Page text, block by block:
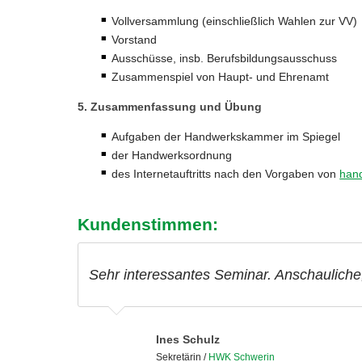
Vollversammlung (einschließlich Wahlen zur VV)
Vorstand
Ausschüsse, insb. Berufsbildungsausschuss
Zusammenspiel von Haupt- und Ehrenamt
5. Zusammenfassung und Übung
Aufgaben der Handwerkskammer im Spiegel
der Handwerksordnung
des Internetauftritts nach den Vorgaben von
Kundenstimmen:
Sehr interessantes Seminar.
Ines Schulz
Sekretärin / HWK Schwerin
Intensives Seminar auf Schloss-Ebene.
Martin Dorsheimer
/HWK Wiesbaden
Sylvia Ahringhoff
/HWK Ostwestfalen-Lippe zu Bielefeld
Absolut lehrreich und empfehlenswert für
Florian Fröhlich
IT/HWK Südwestfalen
Ein sehr guter Überblick zu Einordnung
Frank Steinhoff
Abteilungsleiter Betriebsberatung